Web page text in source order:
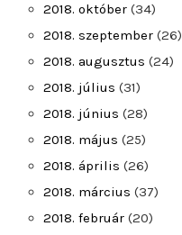
2018. október (34)
2018. szeptember (26)
2018. augusztus (24)
2018. július (31)
2018. június (28)
2018. május (25)
2018. április (26)
2018. március (37)
2018. február (20)